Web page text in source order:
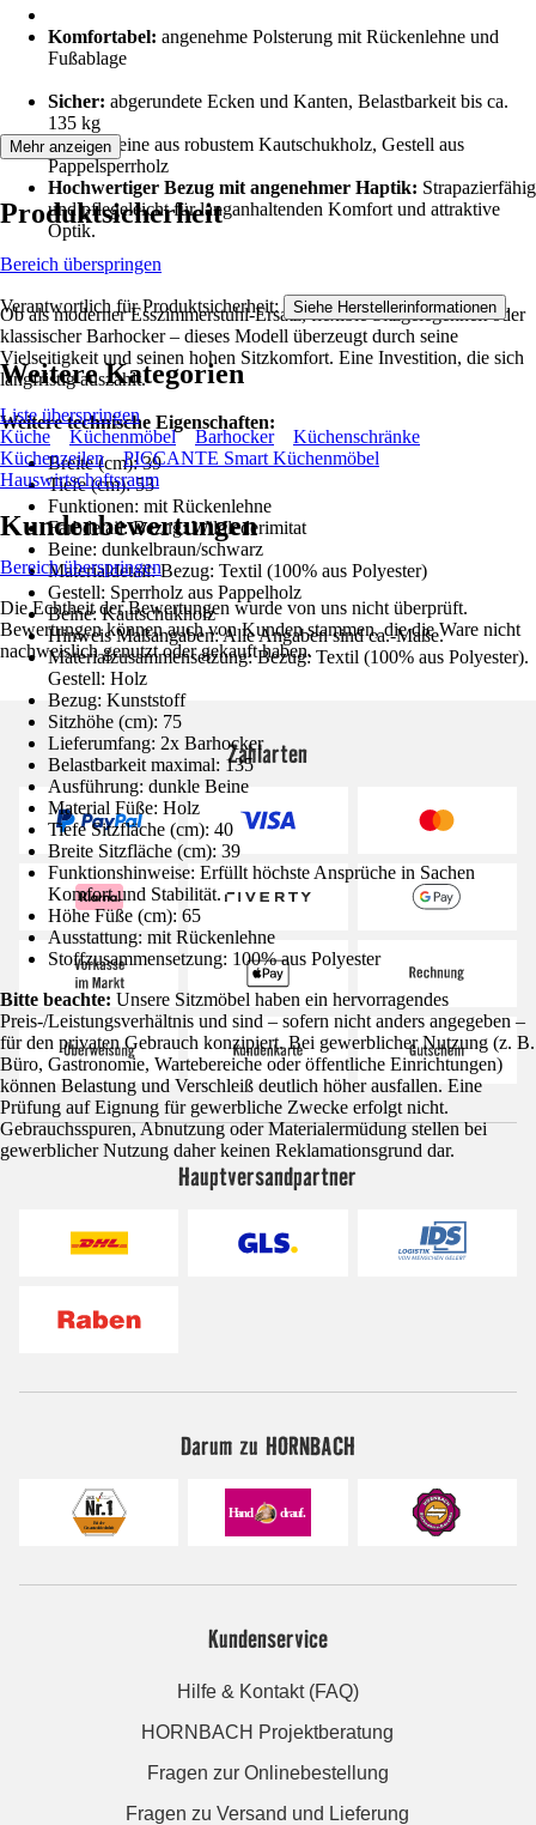
Komfortabel: angenehme Polsterung mit Rückenlehne und
Fußablage
Sicher: abgerundete Ecken und Kanten, Belastbarkeit bis ca.
135 kg
Stabil:Beine aus robustem Kautschukholz, Gestell aus
Pappelsperrholz
Hochwertiger Bezug mit angenehmer Haptik: Strapazierfähig
und pflegeleicht für langanhaltenden Komfort und attraktive
Optik.
Ob als moderner Esszimmerstuhl-Ersatz, flexible Sitzgelegenheit oder
klassischer Barhocker – dieses Modell überzeugt durch seine
Vielseitigkeit und seinen hohen Sitzkomfort. Eine Investition, die sich
langfristig auszahlt.
Weitere technische Eigenschaften:
Breite (cm): 39
Tiefe (cm): 53
Funktionen: mit Rückenlehne
Farbdetail: Bezug: Wildlederimitat
Beine: dunkelbraun/schwarz
Materialdetail: Bezug: Textil (100% aus Polyester)
Gestell: Sperrholz aus Pappelholz
Beine: Kautschukholz
Hinweis Maßangaben: Alle Angaben sind ca.-Maße.
Materialzusammensetzung: Bezug: Textil (100% aus Polyester).
Gestell: Holz
Bezug: Kunststoff
Sitzhöhe (cm): 75
Lieferumfang: 2x Barhocker
Belastbarkeit maximal: 135
Ausführung: dunkle Beine
Material Füße: Holz
Tiefe Sitzfläche (cm): 40
Breite Sitzfläche (cm): 39
Funktionshinweise: Erfüllt höchste Ansprüche in Sachen
Komfort und Stabilität.
Höhe Füße (cm): 65
Ausstattung: mit Rückenlehne
Stoffzusammensetzung: 100% aus Polyester
Bitte beachte: Unsere Sitzmöbel haben ein hervorragendes
Preis-/Leistungsverhältnis und sind – sofern nicht anders angegeben –
für den privaten Gebrauch konzipiert. Bei gewerblicher Nutzung (z. B.
Büro, Gastronomie, Wartebereiche oder öffentliche Einrichtungen)
können Belastung und Verschleiß deutlich höher ausfallen. Eine
Prüfung auf Eignung für gewerbliche Zwecke erfolgt nicht.
Gebrauchsspuren, Abnutzung oder Materialermüdung stellen bei
gewerblicher Nutzung daher keinen Reklamationsgrund dar.
Mehr anzeigen
Produktsicherheit
Bereich überspringen
Verantwortlich für Produktsicherheit: Siehe Herstellerinformationen .
Weitere Kategorien
Liste überspringen
Küche
Küchenmöbel Barhocker
Küchenschränke
Küchenzeilen
PICCANTE Smart Küchenmöbel
Hauswirtschaftsraum
Kundenbewertungen
Bereich überspringen
Die Echtheit der Bewertungen wurde von uns nicht überprüft.
Bewertungen können auch von Kunden stammen, die die Ware nicht
nachweislich genutzt oder gekauft haben.
Zahlarten
Hauptversandpartner
Darum zu HORNBACH
Kundenservice
Hilfe & Kontakt (FAQ)
HORNBACH Projektberatung
Fragen zur Onlinebestellung
Fragen zu Versand und Lieferung